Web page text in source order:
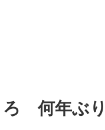
ろ 何年ぶ